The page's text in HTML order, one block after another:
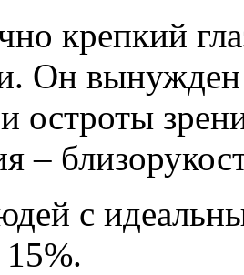
крепкий
Он вынужден
остроты
–
с